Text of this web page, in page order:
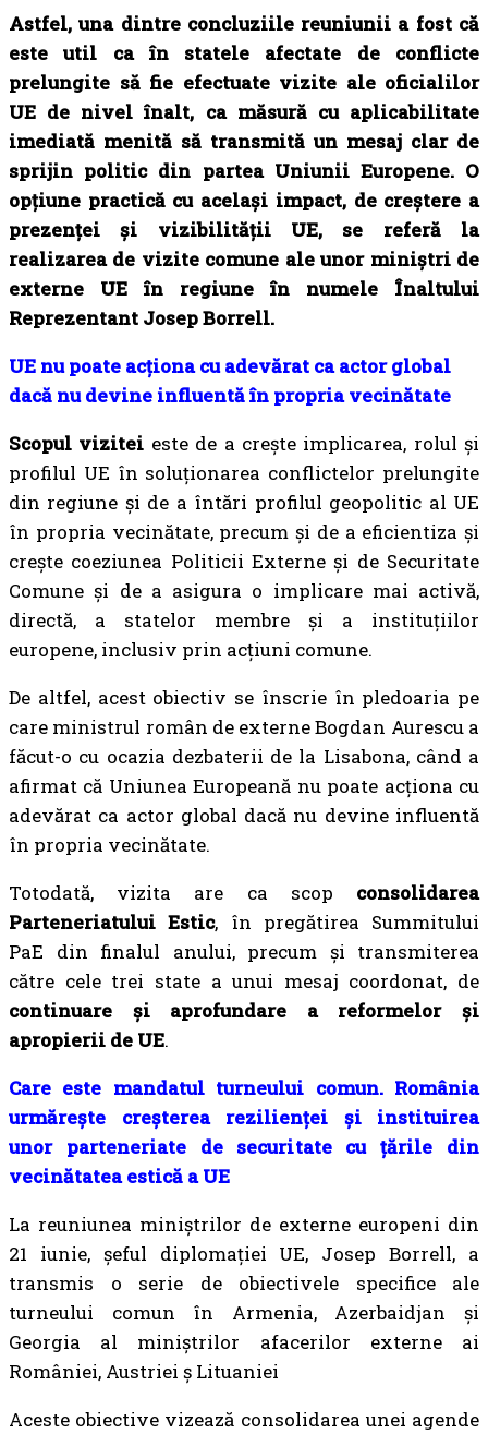
Astfel, una dintre concluziile reuniunii a fost că
este util ca în statele afectate de conflicte
prelungite să fie efectuate vizite ale oficialilor
UE de nivel înalt, ca măsură cu aplicabilitate
imediată menită să transmită un mesaj clar de
sprijin politic din partea Uniunii Europene. O
opțiune practică cu același impact, de creștere a
prezenței și vizibilității UE, se referă la
realizarea de vizite comune ale unor miniștri de
externe UE în regiune în numele Înaltului
Reprezentant Josep Borrell.
UE nu poate acționa cu adevărat ca actor global
dacă nu devine influentă în propria vecinătate
Scopul vizitei este de a crește implicarea, rolul și
profilul UE în soluționarea conflictelor prelungite
din regiune și de a întări profilul geopolitic al UE
în propria vecinătate, precum și de a eficientiza și
crește coeziunea Politicii Externe și de Securitate
Comune și de a asigura o implicare mai activă,
directă, a statelor membre și a instituțiilor
europene, inclusiv prin acțiuni comune.
De altfel, acest obiectiv se înscrie în pledoaria pe
care ministrul român de externe Bogdan Aurescu a
făcut-o cu ocazia dezbaterii de la Lisabona, când a
afirmat că Uniunea Europeană nu poate acționa cu
adevărat ca actor global dacă nu devine influentă
în propria vecinătate.
Totodată, vizita are ca scop consolidarea
Parteneriatului Estic, în pregătirea Summitului
PaE din finalul anului, precum și transmiterea
către cele trei state a unui mesaj coordonat, de
continuare și aprofundare a reformelor și
apropierii de UE.
Care este mandatul turneului comun. România
urmărește creșterea rezilienței și instituirea
unor parteneriate de securitate cu țările din
vecinătatea estică a UE
La reuniunea miniștrilor de externe europeni din
21 iunie, șeful diplomației UE, Josep Borrell, a
transmis o serie de obiectivele specifice ale
turneului comun în Armenia, Azerbaidjan și
Georgia al miniștrilor afacerilor externe ai
României, Austriei ș Lituaniei
Aceste obiective vizează consolidarea unei agende